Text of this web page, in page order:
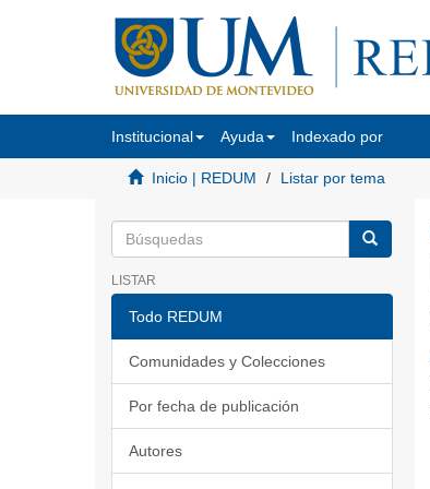
Institucional Ayuda Indexado por
Inicio | REDUM Listar por tema
LISTAR
Todo REDUM
Comunidades y Colecciones
Por fecha de publicación
Autores